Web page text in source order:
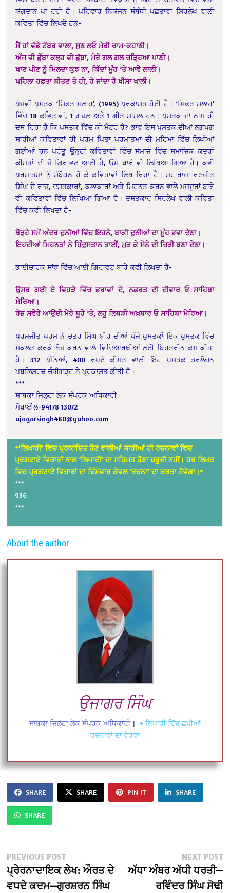
ਯੋਗਦਾਨ ਪਾ ਰਹੀ ਹੈ। ਪਰਿਵਾਰ ਨਿਯੋਜਨ ਸੰਬੰਧੀ ਪਛਤਾਵਾ ਸਿਰਲੇਖ ਵਾਲੀ
ਕਵਿਤਾ ਵਿੱਚ ਲਿਖਦੇ ਹਨ-
ਮੈਂ ਹਾਂ ਵੱਡੇ ਟੱਬਰ ਵਾਲਾ, ਸੁਣ ਲਓ ਮੇਰੀ ਰਾਮ-ਕਹਾਣੀ।
ਅੱਜ ਵੀ ਡੁੱਬਾ ਕਲ੍ਹ ਵੀ ਡੁੱਬਾ, ਮੇਰੇ ਗਲ ਗਲ ਚੜ੍ਹਿਆ ਪਾਣੀ।
ਖਾਣ ਪੀਣ ਨੂੰ ਮਿਲਦਾ ਕੁਝ ਨਾ, ਕਿੱਦਾਂ ਮੂੰਹ ‘ਤੇ ਆਵੇ ਲਾਲੀ।
ਪਹਿਲਾ ਹਫ਼ਤਾ ਬੀਤਣ ਤੇ ਹੀ, ਹੋ ਜਾਂਦਾ ਹੈ ਖੀਸਾ ਖਾਲੀ।
ਪੰਜਵੀਂ ਪੁਸਤਕ ‘ਸਿਫ਼ਤ ਸਲਾਹ’, (1995) ਪ੍ਰਕਾਸ਼ਤ ਹੋਈ ਹੈ। ‘ਸਿਫ਼ਤ ਸਲਾਹ’
ਵਿੱਚ 18 ਕਵਿਤਾਵਾਂ, 1 ਗ਼ਜ਼ਲ ਅਤੇ 1 ਗੀਤ ਸ਼ਾਮਲ ਹਨ। ਪੁਸਤਕ ਦਾ ਨਾਮ ਹੀ
ਦਸ ਰਿਹਾ ਹੈ ਕਿ ਪੁਸਤਕ ਵਿੱਚ ਕੀ ਮੈਟਰ ਹੈ? ਭਾਵ ਇਸ ਪੁਸਤਕ ਦੀਆਂ ਲਗਪਗ
ਸਾਰੀਆਂ ਕਵਿਤਾਵਾਂ ਹੀ ਪਰਮ ਪਿਤਾ ਪਰਮਾਤਮਾ ਦੀ ਮਹਿਮਾ ਵਿੱਚ ਲਿਖੀਆਂ
ਗਈਆਂ ਹਨ ਪਰੰਤੂ ਉਨ੍ਹਾਂ ਕਵਿਤਾਵਾਂ ਵਿੱਚ ਸਮਾਜ ਵਿੱਚ ਸਮਾਜਿਕ ਕਦਰਾਂ
ਕੀਮਤਾਂ ਦੀ ਜੋ ਗਿਰਾਵਟ ਆਈ ਹੈ, ਉਸ ਬਾਰੇ ਵੀ ਲਿਖਿਆ ਗਿਆ ਹੈ। ਕਵੀ
ਪਰਮਾਤਮਾ ਨੂੰ ਸੰਬੋਧਨ ਹੋ ਕੇ ਕਵਿਤਾਵਾਂ ਲਿਖ ਰਿਹਾ ਹੈ। ਮਹਾਰਾਜਾ ਰਣਜੀਤ
ਸਿੰਘ ਦੇ ਰਾਜ, ਦਸਤਕਾਰਾਂ, ਕਲਾਕਾਰਾਂ ਅਤੇ ਮਿਹਨਤ ਕਰਨ ਵਾਲੇ ਮਜ਼ਦੂਰਾਂ ਬਾਰੇ
ਵੀ ਕਵਿਤਾਵਾਂ ਵਿੱਚ ਲਿਖਿਆ ਗਿਆ ਹੈ। ਦਸਤਕਾਰ ਸਿਰਲੇਖ ਵਾਲੀ ਕਵਿਤਾ
ਵਿੱਚ ਕਵੀ ਲਿਖਦਾ ਹੈ-
ਥੋੜ੍ਹੇ ਸਮੇਂ ਅੰਦਰ ਦੁਨੀਆਂ ਵਿੱਚ ਇਹਨੇ, ਬਾਕੀ ਦੁਨੀਆਂ ਦਾ ਮੂੰਹ ਭਵਾ ਦੇਣਾ।
ਇਹਦੀਆਂ ਮਿਹਨਤਾਂ ਨੇ ਹਿੰਦੁਸਤਾਨ ਤਾਈਂ, ਮੁੜ ਕੇ ਸੋਨੇ ਦੀ ਚਿੜੀ ਬਣਾ ਦੇਣਾ।
ਭਾਈਚਾਰਕ ਸਾਂਝ ਵਿੱਚ ਆਈ ਗਿਰਾਵਟ ਬਾਰੇ ਕਵੀ ਲਿਖਦਾ ਹੈ-
ਉਸਰ ਗਈ ਏ ਵਿਹੜੇ ਵਿੱਚ ਭਰਾਵਾਂ ਦੇ, ਨਫ਼ਰਤ ਦੀ ਦੀਵਾਰ ਓ ਸਾਹਿਬਾ
ਮੇਰਿਆ।
ਰੋਜ਼ ਸਵੇਰੇ ਆਉਂਦੀ ਮੇਰੇ ਬੂਹੇ ‘ਤੇ, ਲਹੂ ਲਿਬੜੀ ਅਖ਼ਬਾਰ ਓ ਸਾਹਿਬਾ ਮੇਰਿਆ।
ਪਰਮਜੀਤ ਪਰਮ ਨੇ ਚਤਰ ਸਿੰਘ ਬੀਰ ਦੀਆਂ ਪੰਜੇ ਪੁਸਤਕਾਂ ਇਕ ਪੁਸਤਕ ਵਿੱਚ
ਸੰਕਲਤ ਕਰਕੇ ਖੋਜ ਕਰਨ ਵਾਲੇ ਵਿਦਿਆਰਥੀਆਂ ਲਈ ਬਿਹਤਰੀਨ ਕੰਮ ਕੀਤਾ
ਹੈ। 312 ਪੰਨਿਆਂ, 400 ਰੁਪਏ ਕੀਮਤ ਵਾਲੀ ਇਹ ਪੁਸਤਕ ਤਰਲੋਚਨ
ਪਬਲਿਸ਼ਰਜ਼ ਚੰਡੀਗੜ੍ਹ ਨੇ ਪ੍ਰਕਾਸ਼ਤ ਕੀਤੀ ਹੈ।
***
ਸਾਬਕਾ ਜਿਲ੍ਹਾ ਲੋਕ ਸੰਪਰਕ ਅਧਿਕਾਰੀ
ਮੋਬਾਈਲ-94178 13072
ujagarsingh480@yahoo.com
*’ਲਿਖਾਰੀ’ ਵਿਚ ਪ੍ਰਕਾਸ਼ਿਤ ਹੋਣ ਵਾਲੀਆਂ ਸਾਰੀਆਂ ਹੀ ਰਚਨਾਵਾਂ ਵਿਚ
ਪ੍ਰਗਟਾਏ ਵਿਚਾਰਾਂ ਨਾਲ ‘ਲਿਖਾਰੀ’ ਦਾ ਸਹਿਮਤ ਹੋਣਾ ਜ਼ਰੂਰੀ ਨਹੀਂ। ਹਰ ਲਿਖਤ
ਵਿਚ ਪ੍ਰਗਟਾਏ ਵਿਚਾਰਾਂ ਦਾ ਜ਼ਿੰਮੇਵਾਰ ਕੇਵਲ ‘ਰਚਨਾ’ ਦਾ ਕਰਤਾ ਹੋਵੇਗਾ।*
***
936
***
About the author
ਉਜਾਗਰ ਸਿੰਘ
ਸਾਬਕਾ ਜਿਲ੍ਹਾ ਲੋਕ ਸੰਪਰਕ ਅਧਿਕਾਰੀ |
+ ਲਿਖਾਰੀ ਵਿੱਚ ਛਪੀਆਂ
ਰਚਨਾਵਾਂ ਦਾ ਵੇਰਵਾ
SHARE SHARE PIN IT SHARE
SHARE
Post
navigation
PREVIOUS POSTPrevious
post:
ਪ੍ਰੇਰਨਾਦਾਇਕ ਲੇਖ: ਔਰਤ ਦੇ
ਵਧਦੇ ਕਦਮ—ਗੁਰਸ਼ਰਨ ਸਿੰਘ
NEXT POST
ਅੱਧਾ ਅੰਬਰ ਅੱਧੀ ਧਰਤੀ—
ਰਵਿੰਦਰ ਸਿੰਘ ਸੋਢੀ